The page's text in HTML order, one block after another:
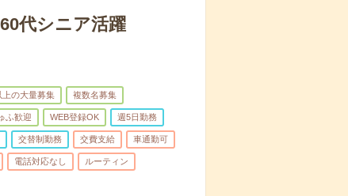
代シニア活躍
上の大量募集 複数名募集
ふ歓迎 WEB登録OK 週5日勤務
交替制勤務 交費支給 車通勤可
電話対応なし ルーティン